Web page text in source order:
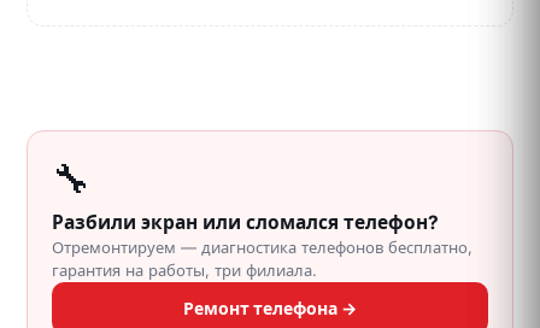
🔧
Разбили экран или сломался телефон?
Отремонтируем — диагностика телефонов бесплатно,
гарантия на работы, три филиала.
Ремонт телефона →